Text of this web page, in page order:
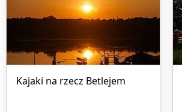
Kajaki na rzecz Betlejem